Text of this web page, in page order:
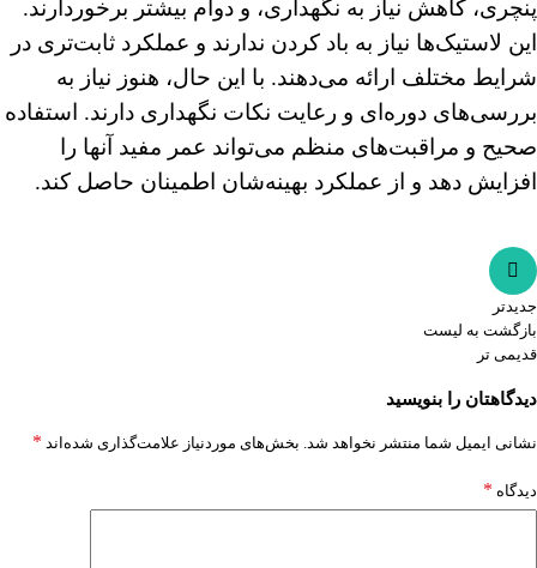
پنچری، کاهش نیاز به نگهداری، و دوام بیشتر برخوردارند.
این لاستیک‌ها نیاز به باد کردن ندارند و عملکرد ثابت‌تری در
شرایط مختلف ارائه می‌دهند. با این حال، هنوز نیاز به
بررسی‌های دوره‌ای و رعایت نکات نگهداری دارند. استفاده
صحیح و مراقبت‌های منظم می‌تواند عمر مفید آنها را
افزایش دهد و از عملکرد بهینه‌شان اطمینان حاصل کند.
جدیدتر
بازگشت به لیست
قدیمی تر
دیدگاهتان را بنویسید
نشانی ایمیل شما منتشر نخواهد شد. بخش‌های موردنیاز علامت‌گذاری شده‌اند *
دیدگاه *